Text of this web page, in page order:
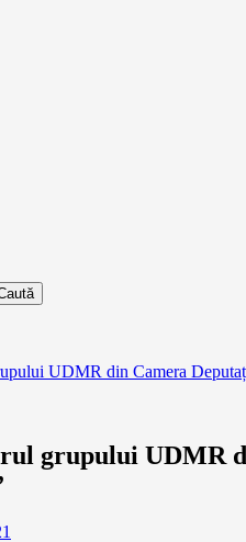
UDMR din Camera
grupului UDMR